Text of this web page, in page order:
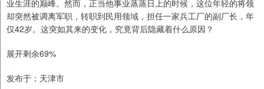
业生涯的巅峰。然而，正当他事业蒸蒸日上的时候，这位年轻的将领
却突然被调离军职，转职到民用领域，担任一家兵工厂的副厂长，年
仅42岁。这突如其来的变化，究竟背后隐藏着什么原因？
展开剩余69%
发布于：天津市